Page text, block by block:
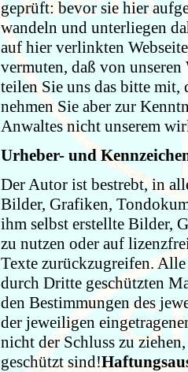
geprüft: bevor sie hier
wandeln und unterliegen
auf hier verlinkten
vermuten, daß von
teilen Sie uns das bitte
nehmen Sie aber zur
Anwaltes nicht unserem
Urheber- und
Der Autor ist bestrebt, in
Bilder, Grafiken,
ihm selbst erstellte Bilder,
zu nutzen oder auf
Texte zurückzugreifen.
durch Dritte geschützten
den Bestimmungen des
der jeweiligen
nicht der Schluss zu
geschützt sind!